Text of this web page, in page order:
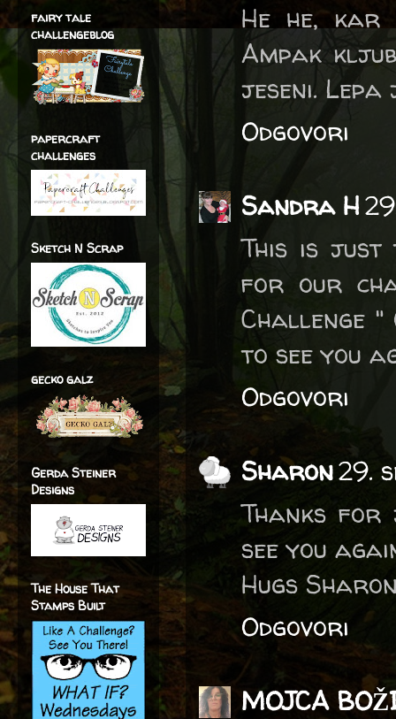
He he, kar
Ampak
jeseni.
Odgovori
Sandra H
This is just
for our
Challenge "
to see you
Odgovori
Sharon29.
Thanks for
see you
Hugs
Odgovori
MOJCA
fairy tale
challengeblog
papercraft
challenges
Sketch N Scrap
gecko galz
Gerda Steiner
Designs
The House That
Stamps Built